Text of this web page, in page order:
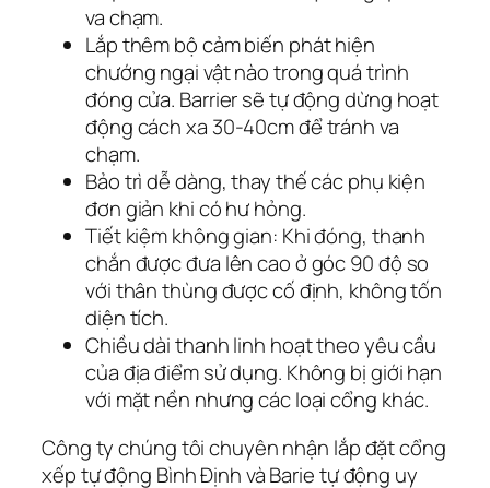
va chạm.
Lắp thêm bộ cảm biến phát hiện
chướng ngại vật nào trong quá trình
đóng cửa. Barrier sẽ tự động dừng hoạt
động cách xa 30-40cm để tránh va
chạm.
Bảo trì dễ dàng, thay thế các phụ kiện
đơn giản khi có hư hỏng.
Tiết kiệm không gian: Khi đóng, thanh
chắn được đưa lên cao ở góc 90 độ so
với thân thùng được cố định, không tốn
diện tích.
Chiều dài thanh linh hoạt theo yêu cầu
của địa điểm sử dụng. Không bị giới hạn
với mặt nền nhưng các loại cổng khác.
Công ty chúng tôi chuyên nhận lắp đặt cổng
xếp tự động Bình Định và Barie tự động uy